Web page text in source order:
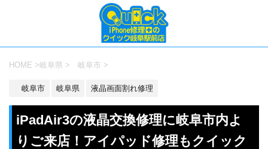
HOME >岐阜県 > 岐阜市 >
岐阜市 岐阜県 液晶画面割れ修理
iPadAir3の液晶交換修理に岐阜市内よ
りご来店！アイパッド修理もクイック